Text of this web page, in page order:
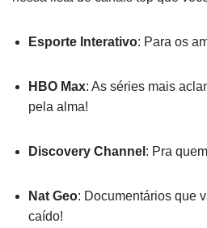
Esporte Interativo: Para os
HBO Max: As séries mais
pela alma!
Discovery Channel : Pra
Nat Geo: Documentários que
caído!